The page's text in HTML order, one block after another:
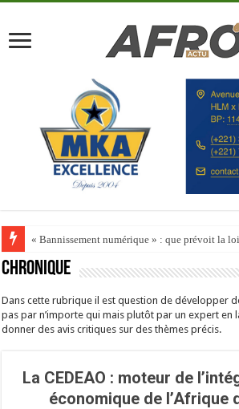
Happy City Index 2026 : aucune ville africaine
Chronique
Dans cette rubrique il est question de développer
pas par n’importe qui mais plutôt par un expert en
donner des avis critiques sur des thèmes précis.
La CEDEAO : moteur de
économique de l’Afrique